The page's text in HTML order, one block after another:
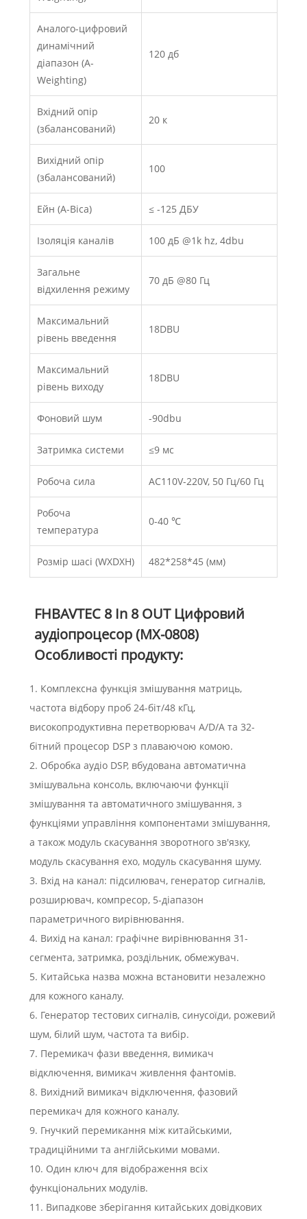
Аналого-цифровий
динамічний
діапазон (A-
Weighting)
120 дб
Вхідний опір
(збалансований)
20 к
Вихідний опір
(збалансований)
100
Ейн (A-Віса) ≤ -125 ДБУ
Ізоляція каналів 100 дБ @1k hz, 4dbu
Загальне
відхилення режиму
70 дБ @80 Гц
Максимальний
рівень введення
18DBU
Максимальний
рівень виходу
18DBU
Фоновий шум -90dbu
Затримка системи ≤9 мс
Робоча сила AC110V-220V, 50 Гц/60 Гц
Робоча
температура
0-40 ℃
Розмір шасі (WXDXH) 482*258*45 (мм)
FHBAVTEC 8 In 8 OUT Цифровий
аудіопроцесор (MX-0808)
Особливості продукту:
1. Комплексна функція змішування матриць,
частота відбору проб 24-біт/48 кГц,
високопродуктивна перетворювач A/D/A та 32-
бітний процесор DSP з плаваючою комою.
2. Обробка аудіо DSP, вбудована автоматична
змішувальна консоль, включаючи функції
змішування та автоматичного змішування, з
функціями управління компонентами змішування,
а також модуль скасування зворотного зв'язку,
модуль скасування ехо, модуль скасування шуму.
3. Вхід на канал: підсилювач, генератор сигналів,
розширювач, компресор, 5-діапазон
параметричного вирівнювання.
4. Вихід на канал: графічне вирівнювання 31-
сегмента, затримка, роздільник, обмежувач.
5. Китайська назва можна встановити незалежно
для кожного каналу.
6. Генератор тестових сигналів, синусоїди, рожевий
шум, білий шум, частота та вибір.
7. Перемикач фази введення, вимикач
відключення, вимикач живлення фантомів.
8. Вихідний вимикач відключення, фазовий
перемикач для кожного каналу.
9. Гнучкий перемикання між китайськими,
традиційними та англійськими мовами.
10. Один ключ для відображення всіх
функціональних модулів.
11. Випадкове зберігання китайських довідкових